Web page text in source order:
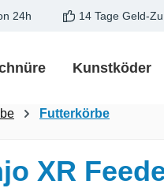
24h 14 Tage Geld-
Kunstköder
Futterkörbe
XR